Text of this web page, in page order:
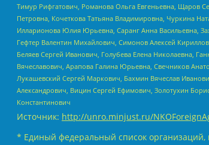
Тимур Рифгатович, Романова Ольга Евгеньевна, Щаров
Петровна, Кочеткова Татьяна Владимировна, Чуркина
Илларионова Юлия Юрьевна, Саранг Анна Васильевна,
Гефтер Валентин Михайлович, Симонов Алексей
Беляев Сергей Иванович, Голубева Елена Николаевна,
Вячеславович, Арапова Галина Юрьевна, Свечников
Лукашевский Сергей Маркович, Бахмин Вячеслав
Александрович, Вицин Сергей Ефимович, Золотухин
Константинович
Источник: http://unro.minjust.ru/
* Единый федеральный список организаций,